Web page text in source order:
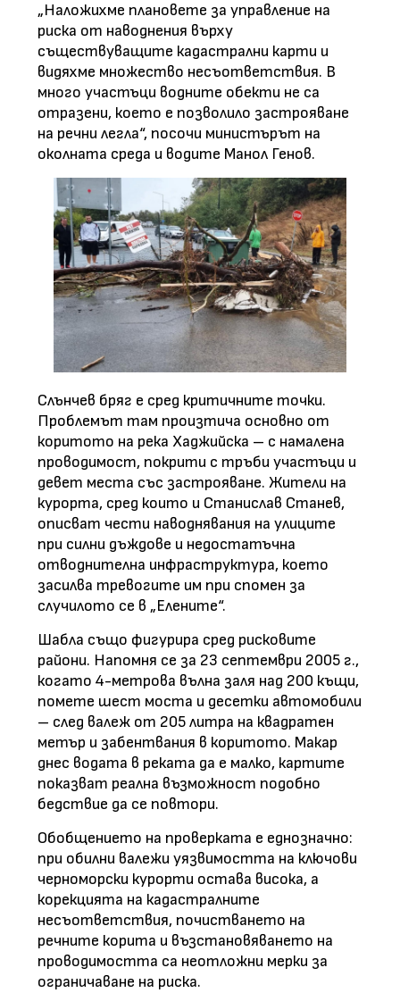
„Наложихме плановете за управление на
риска от наводнения върху
съществуващите кадастрални карти и
видяхме множество несъответствия. В
много участъци водните обекти не са
отразени, което е позволило застрояване
на речни легла“, посочи министърът на
околната среда и водите Манол Генов.
Слънчев бряг е сред критичните точки.
Проблемът там произтича основно от
коритото на река Хаджийска – с намалена
проводимост, покрити с тръби участъци и
девет места със застрояване. Жители на
курорта, сред които и Станислав Станев,
описват чести наводнявания на улиците
при силни дъждове и недостатъчна
отводнителна инфраструктура, което
засилва тревогите им при спомен за
случилото се в „Елените“.
Шабла също фигурира сред рисковите
райони. Напомня се за 23 септември 2005 г.,
когато 4-метрова вълна заля над 200 къщи,
помете шест моста и десетки автомобили
– след валеж от 205 литра на квадратен
метър и забентвания в коритото. Макар
днес водата в реката да е малко, картите
показват реална възможност подобно
бедствие да се повтори.
Обобщението на проверката е еднозначно:
при обилни валежи уязвимостта на ключови
черноморски курорти остава висока, а
корекцията на кадастралните
несъответствия, почистването на
речните корита и възстановяването на
проводимостта са неотложни мерки за
ограничаване на риска.